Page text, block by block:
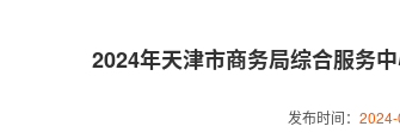
2024年天津市商务局综合服务
发布时间：